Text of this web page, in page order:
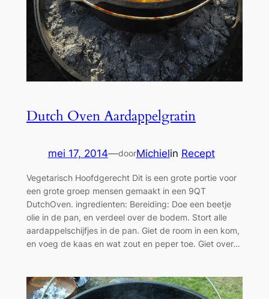
Dutch Oven Aardappelgratin
mei 17, 2014—doorMichielin Recept
Vegetarisch Hoofdgerecht Dit is een grote portie voor
een grote groep mensen gemaakt in een 9QT
DutchOven. ingredienten: Bereiding: Doe een beetje
olie in de pan, en verdeel over de bodem. Stort alle
aardappelschijfjes in de pan. Giet de room in een kom,
en voeg de kaas en wat zout en peper toe. Giet over…